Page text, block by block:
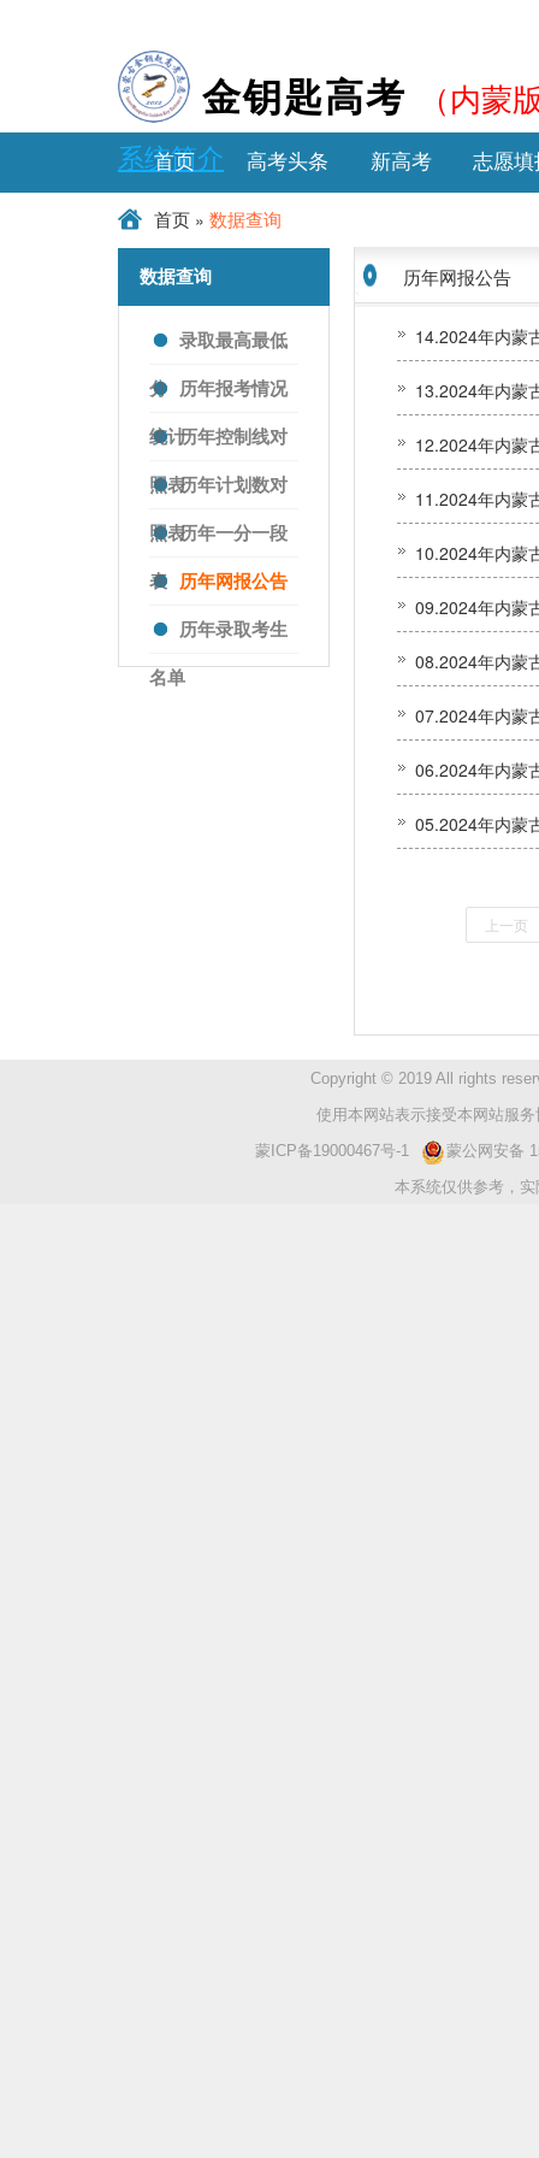
金钥匙高考 （内蒙
系统简介
首页 高考头条 新高考 志愿填
首页 » 数据查询
数据查询
录取最高最低
分 历年报考情况
统计历年控制线对
照表历年计划数对
照表历年一分一段
表 历年网报公告
历年录取考生
名单
历年网报公告
上一页
Copyright © 2019 All rights
使用本网站表示接受本网站服
蒙ICP备19000467号-1
蒙公网安备
本系统仅供参考，